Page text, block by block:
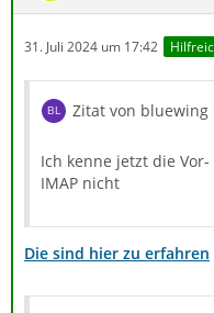
31. Juli 2024 um 17:42
Zitat von bluewing
Ich kenne jetzt die
IMAP nicht
Die sind hier zu erfahren